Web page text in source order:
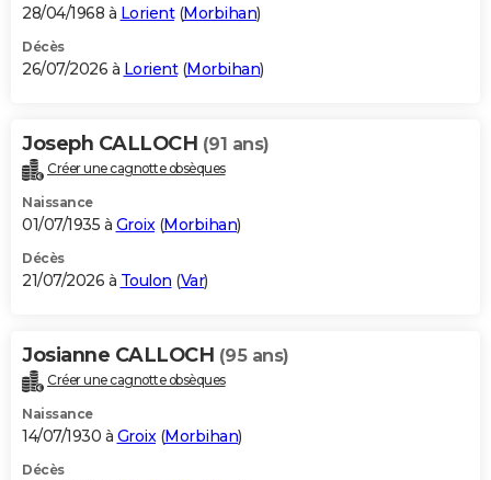
GUIDES D'ACHAT
BONS PLANS
Carte de Noël
Carte Bonne année
Carte Saint-Valentin
Carte Pâques
Carte d'anniversaire
DICTIONNAIRE
Dictionnaire
Biographies
Citations
Expressions
Proverbes
PROGRAMME TV
S'inscrire
Se connecter
Lycées
Collèges
Primaires
Universités
Entreprises
Service militaire
Avis de recherche
AVIS DE DÉCÈS
Bricolage
Lifestyle
Culture
Sport
Auto
Television
Voyage
Cinema
28/04/1968 à Lorient(Morbihan)
Décès
26/07/2026 à Lorient(Morbihan)
Joseph CALLOCH (91 ans)
Créer une cagnotte obsèques
Naissance
01/07/1935 à Groix(Morbihan)
Décès
21/07/2026 à Toulon (Var)
Josianne CALLOCH (95 ans)
Créer une cagnotte obsèques
Naissance
14/07/1930 à Groix(Morbihan)
Décès